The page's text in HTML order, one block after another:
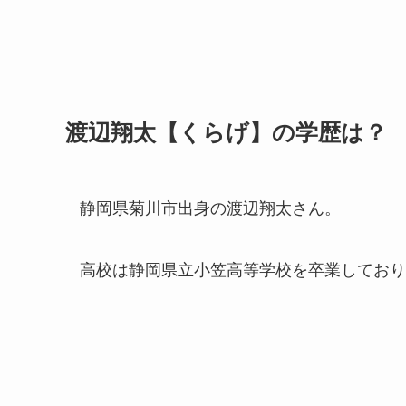
渡辺翔太【くらげ】の学歴は？
静岡県菊川市出身の渡辺翔太さん。
高校は静岡県立小笠高等学校を卒業してお